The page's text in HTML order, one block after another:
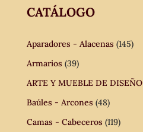
CATÁLOGO
Aparadores - Alacenas (145)
Armarios (39)
ARTE Y MUEBLE DE DISEÑO
Baúles - Arcones (48)
Camas - Cabeceros (119)